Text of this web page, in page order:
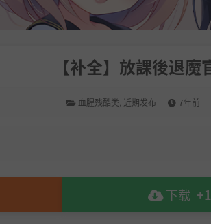
【补全】放課後退
血腥残酷类 近期发布 7年前
下载